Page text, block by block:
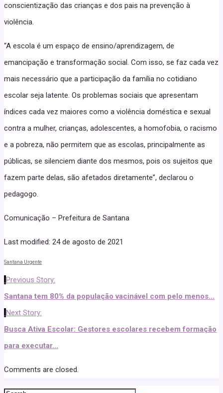
conscientização das crianças e dos pais na prevenção à
violência.
“A escola é um espaço de ensino/aprendizagem, de
emancipação e transformação social. Com isso, se faz cada vez
mais necessário que a participação da família no cotidiano
escolar seja latente. Os problemas sociais que apresentam
índices cada vez maiores como a violência doméstica e sexual
contra a mulher, crianças, adolescentes, a homofobia, o racismo
e a pobreza, não permitem que as escolas, principalmente as
públicas, se silenciem diante dos mesmos, pois os sujeitos que
fazem parte delas, são afetados diretamente”, declarou o
pedagogo.
Comunicação – Prefeitura de Santana
Last modified: 24 de agosto de 2021
Santana Urgente
Previous Story:
Santana tem 80% da população vacinável com pelo menos...
Next Story:
Busca Ativa Escolar: Gestores escolares recebem formação
para executar...
Comments are closed.